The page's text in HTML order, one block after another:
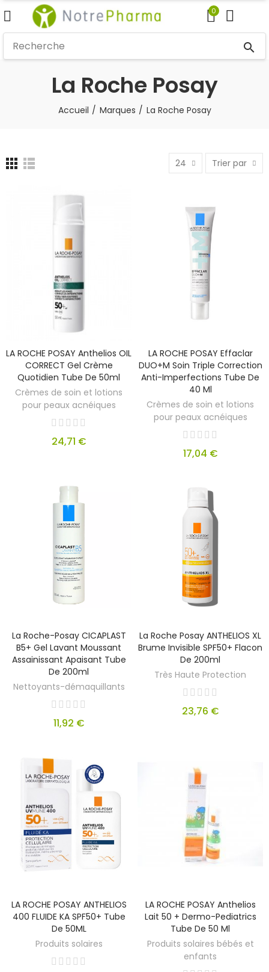
0
search
La Roche Posay
Accueil Marques La Roche Posay
24 Trier par
LA ROCHE POSAY Anthelios OIL
CORRECT Gel Crème
Quotidien Tube De 50ml
Crèmes de soin et lotions
pour peaux acnéiques
24,71 €
LA ROCHE POSAY Effaclar
DUO+M Soin Triple Correction
Anti-Imperfections Tube De
40 Ml
Crèmes de soin et lotions
pour peaux acnéiques
17,04 €
La Roche-Posay CICAPLAST
B5+ Gel Lavant Moussant
Assainissant Apaisant Tube
De 200ml
Nettoyants-démaquillants
11,92 €
La Roche Posay ANTHELIOS XL
Brume Invisible SPF50+ Flacon
De 200ml
Très Haute Protection
23,76 €
LA ROCHE POSAY ANTHELIOS
400 FLUIDE KA SPF50+ Tube
De 50ML
Produits solaires
LA ROCHE POSAY Anthelios
Lait 50 + Dermo-Pediatrics
Tube De 50 Ml
Produits solaires bébés et
enfants